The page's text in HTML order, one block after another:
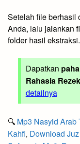
Setelah file berhasil
Anda, lalu jalankan
folder hasil ekstraksi.
Dapatkan
Rahasia
detailnya
🔍 Mp3 Nasyid Arab
Kahfi, Download